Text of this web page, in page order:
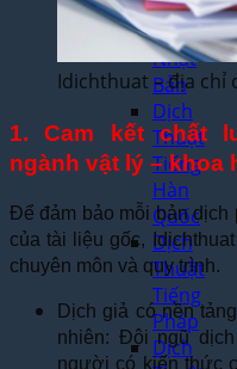
Thuật
Tiếng
Nhật
Bản
Dịch
Thuật
Tiếng
Hàn
Quốc
Dịch
Thuật
Tiếng
Pháp
Dịch
Idichthuat – địa chỉ
1. Cam kết chất
ngành vật lý – khoa
Để đảm bảo mỗi bản dịch
của tài liệu gốc,
chuyên môn và quy trình.
Dịch giả có nền
nhiên: Đội ngũ
người có kiến thức